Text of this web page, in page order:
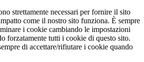
strettamente necessari per fornire il sito
come il nostro sito funziona. È sempre
i cookie cambiando le impostazioni
forzatamente tutti i cookie di questo sito.
di accettare/rifiutare i cookie quando